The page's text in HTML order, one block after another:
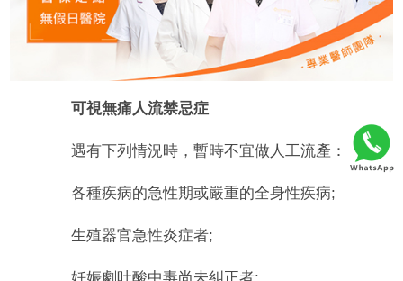
可視無痛人流禁忌症
遇有下列情況時，暫時不宜做人工流產：
各種疾病的急性期或嚴重的全身性疾病;
生殖器官急性炎症者;
妊娠劇吐酸中毒尚未糾正者;